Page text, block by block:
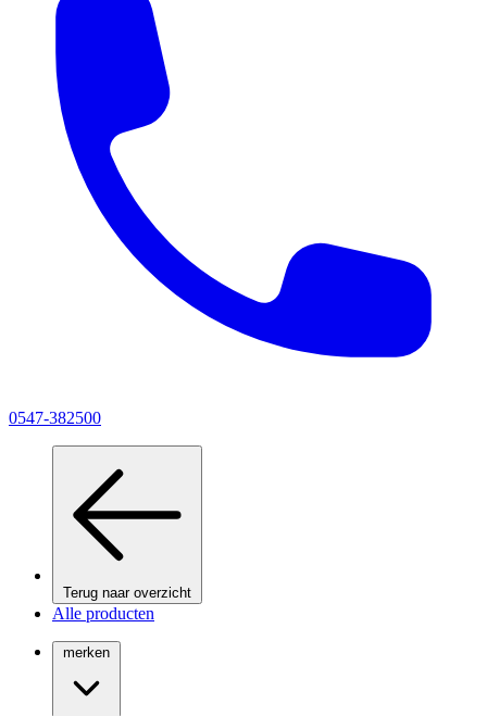
0547-382500
Terug naar overzicht
Alle producten
merken